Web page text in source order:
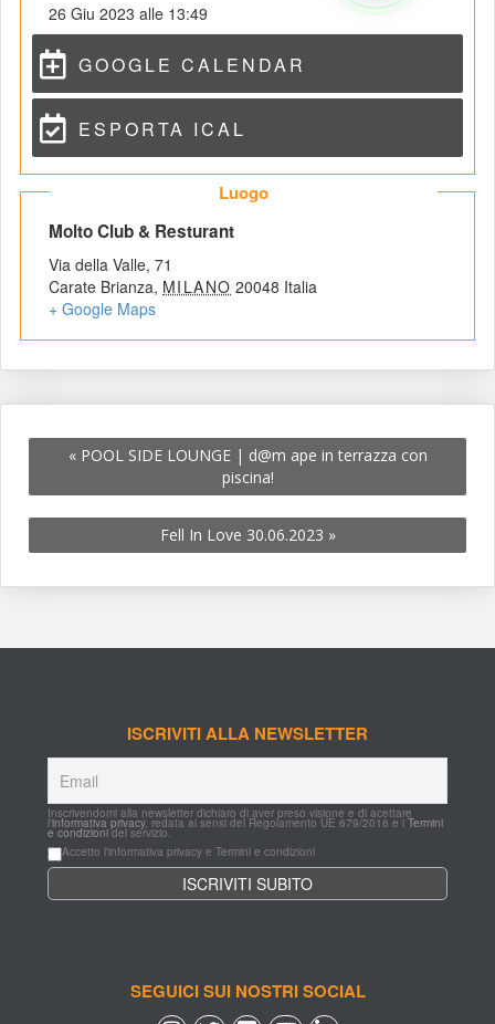
26 Giu 2023 alle 13:49
GOOGLE CALENDAR
ESPORTA ICAL
Luogo
Molto Club & Resturant
Via della Valle, 71
Carate Brianza, MILANO 20048 Italia
+ Google Map
« POOL SIDE LOUNGE | d@m ape in terrazza con
piscina!
Fell In Love 30.06.2023 »
ISCRIVITI ALLA NEWSLETTER
Inscrivendomi alla newsletter dichiaro di aver preso visione e di acettare
l'informativa privacy, redata ai sensi del Regolamento UE 679/2016 e i Termini
e condizioni del servizio.
Accetto l'informativa privacy e Termini e condizioni
SEGUICI SUI NOSTRI SOCIAL